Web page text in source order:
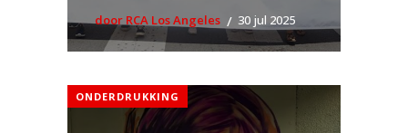
door RCA Los Angeles 30 jul 2025
ONDERDRUKKING